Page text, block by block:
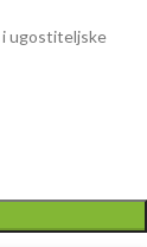
i ugostiteljske